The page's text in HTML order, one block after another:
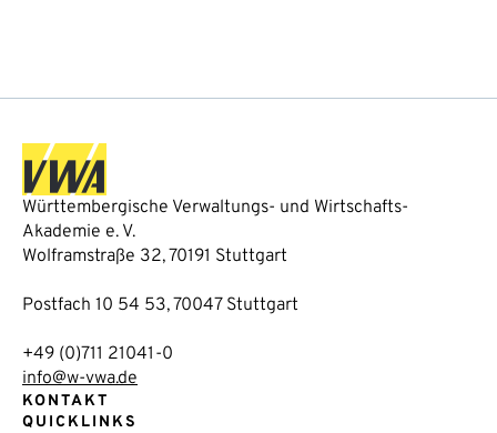
Württembergische Verwaltungs- und Wirtschafts-
Akademie e. V.
Wolframstraße 32, 70191 Stuttgart
Postfach 10 54 53, 70047 Stuttgart
+49 (0)711 21041-0
info@w-vwa.de
KONTAKT
QUICKLINKS